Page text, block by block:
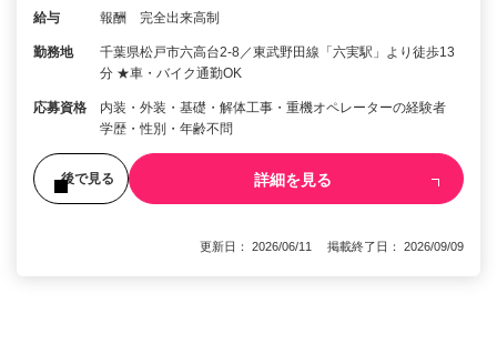
給与 報酬 完全出来高制
勤務地
千葉県松戸市六高台2-8／東武野田線「六実駅」より徒歩13
分 ★車・バイク通勤OK
応募資格
内装・外装・基礎・解体工事・重機オペレーターの経験者
学歴・性別・年齢不問
後で見る 詳細を見る
更新日： 2026/06/11 掲載終了日： 2026/09/09